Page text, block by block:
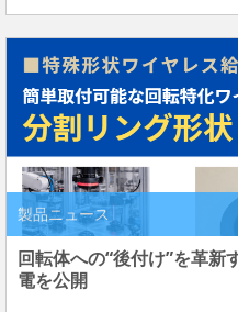
製品ニュース
回転体への“後付け”を革新
電を公開